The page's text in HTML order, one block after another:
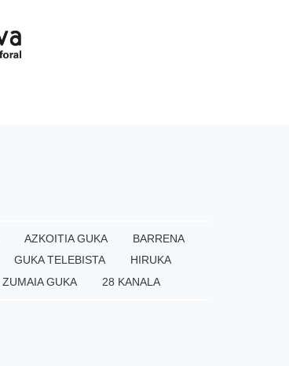
AZKOITIA GUKA
BARRENA
GUKA TELEBISTA
HIRUKA
ZUMAIA GUKA 28 KANALA